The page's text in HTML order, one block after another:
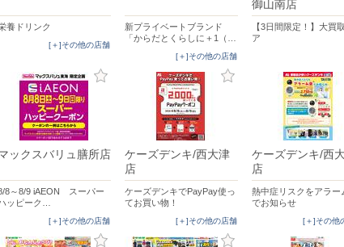
養ドリンク
[＋]その他の店舗
新プライベートブランド
「からだとくらしに＋1（…
[＋]その他の店舗
御山南店
【3日間限定！】大買
ア
ックスバリュ膳所店
8～8/9 iAEON スーパー
ッピーク…
[＋]その他の店舗
ケーズデンキ/西大津
店
ケーズデンキでPayPay使っ
てお買い物！
[＋]その他の店舗
ケーズデンキ/西
店
熱中症リスクをアラー
でお知らせ
[＋]その他